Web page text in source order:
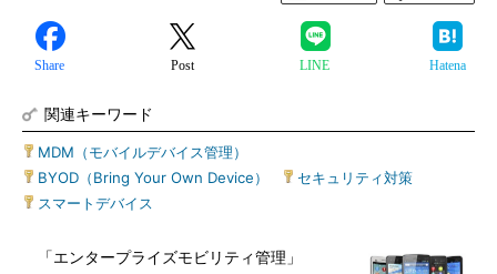
Share Post LINE Hatena
関連キーワード
MDM（モバイルデバイス管理）
BYOD（Bring Your Own Device）
セキュリティ対策
スマートデバイス
「エンタープライズモビリティ管理」